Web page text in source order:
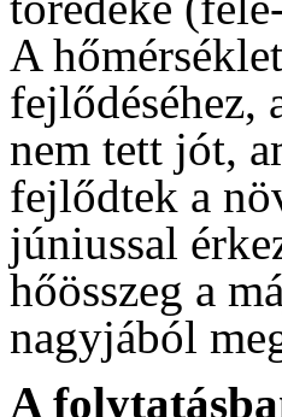
A
fejlődéséhez,
nem tett jót,
fejlődtek a
júniussal
hőösszeg a
nagyjából
A